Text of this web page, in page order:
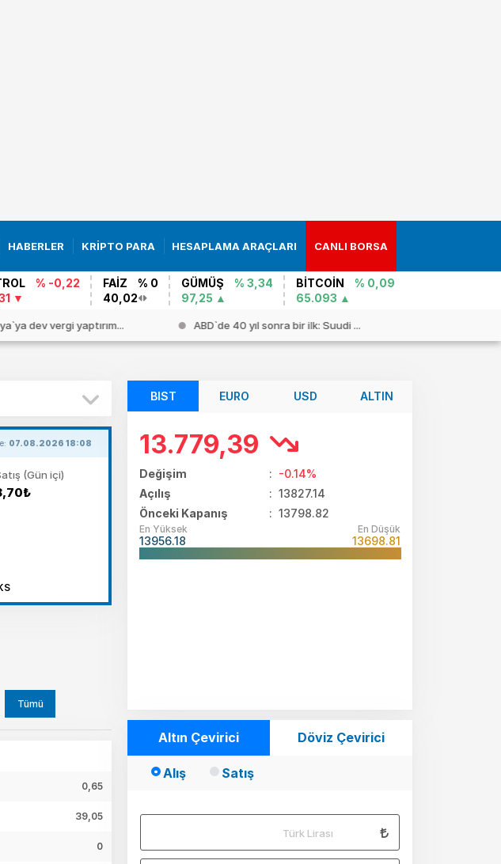
HABERLER KRİPTO PARA HESAPLAMA ARAÇLARI CANLI BORSA
% -0,22
FAİZ
% 0
40,02
GÜMÜŞ
% 3,34
97,25
BİTCOİN
% 0,09
65.093
dev vergi yaptırım... ABD`de 40 yıl sonra bir ilk: Suudi ...
07.08.2026 18:08
(Gün içi)
Tümü
0,65
39,05
0
BIST EURO USD ALTIN
13.779,39
Değişim : -0.14%
Açılış
: 13827.14
Önceki Kapanış
: 13798.82
En Yüksek
13956.18
En Düşük
13698.81
Altın Çevirici Döviz Çevirici
Alış Satış
Türk Lirası